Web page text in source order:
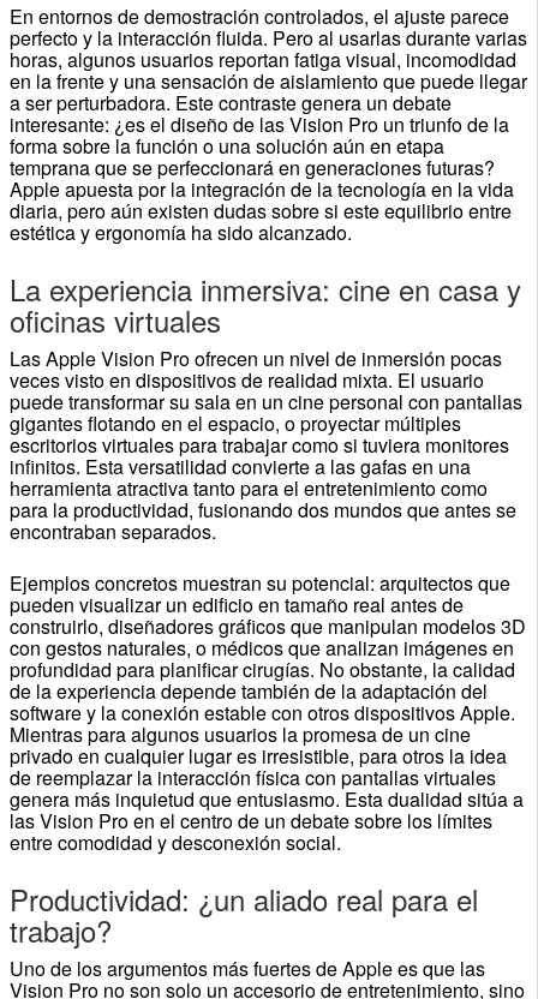
En entornos de demostración controlados, el ajuste parece
perfecto y la interacción fluida. Pero al usarlas durante varias
horas, algunos usuarios reportan fatiga visual, incomodidad
en la frente y una sensación de aislamiento que puede llegar
a ser perturbadora. Este contraste genera un debate
interesante: ¿es el diseño de las Vision Pro un triunfo de la
forma sobre la función o una solución aún en etapa
temprana que se perfeccionará en generaciones futuras?
Apple apuesta por la integración de la tecnología en la vida
diaria, pero aún existen dudas sobre si este equilibrio entre
estética y ergonomía ha sido alcanzado.
La experiencia inmersiva: cine en casa y
oficinas virtuales
Las Apple Vision Pro ofrecen un nivel de inmersión pocas
veces visto en dispositivos de realidad mixta. El usuario
puede transformar su sala en un cine personal con pantallas
gigantes flotando en el espacio, o proyectar múltiples
escritorios virtuales para trabajar como si tuviera monitores
infinitos. Esta versatilidad convierte a las gafas en una
herramienta atractiva tanto para el entretenimiento como
para la productividad, fusionando dos mundos que antes se
encontraban separados.
Ejemplos concretos muestran su potencial: arquitectos que
pueden visualizar un edificio en tamaño real antes de
construirlo, diseñadores gráficos que manipulan modelos 3D
con gestos naturales, o médicos que analizan imágenes en
profundidad para planificar cirugías. No obstante, la calidad
de la experiencia depende también de la adaptación del
software y la conexión estable con otros dispositivos Apple.
Mientras para algunos usuarios la promesa de un cine
privado en cualquier lugar es irresistible, para otros la idea
de reemplazar la interacción física con pantallas virtuales
genera más inquietud que entusiasmo. Esta dualidad sitúa a
las Vision Pro en el centro de un debate sobre los límites
entre comodidad y desconexión social.
Productividad: ¿un aliado real para el
trabajo?
Uno de los argumentos más fuertes de Apple es que las
Vision Pro no son solo un accesorio de entretenimiento, sino